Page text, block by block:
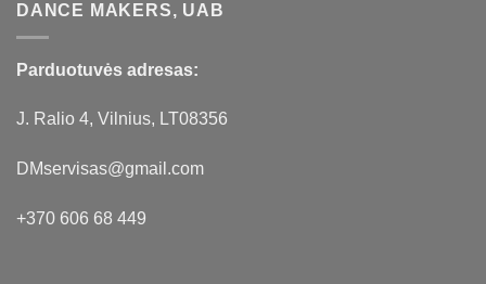
DANCE MAKERS, UAB
Parduotuvės adresas:
J. Ralio 4, Vilnius, LT08356
DMservisas@gmail.com
+370 606 68 449